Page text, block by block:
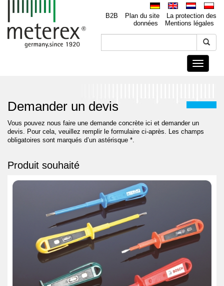
B2B Plan du site
La protection des
données
Mentions légales
Toggle
Demander un devis
Vous pouvez nous faire une demande concrète ici et demander un
devis. Pour cela, veuillez remplir le formulaire ci-après. Les champs
obligatoires sont marqués d’un astérisque *.
Produit souhaité